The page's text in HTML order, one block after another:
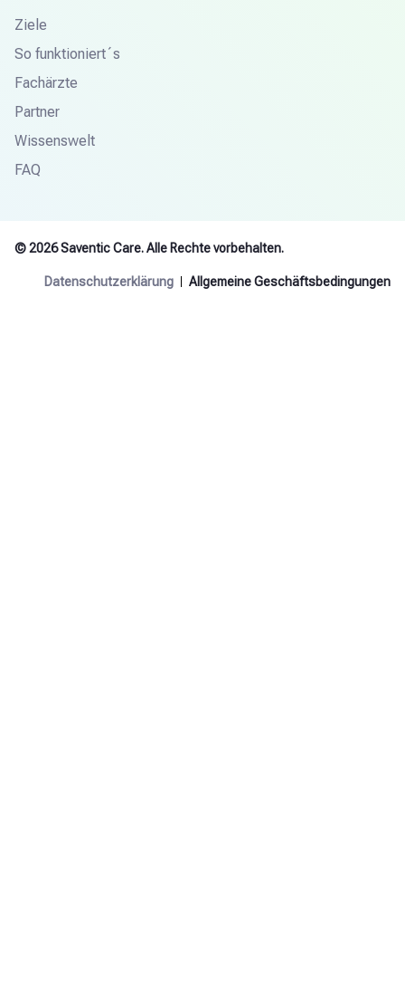
Ziele
So funktioniert´s
Fachärzte
Partner
Wissenswelt
FAQ
© 2026 Saventic Care. Alle Rechte vorbehalten.
Datenschutzerklärung Allgemeine Geschäftsbedingungen